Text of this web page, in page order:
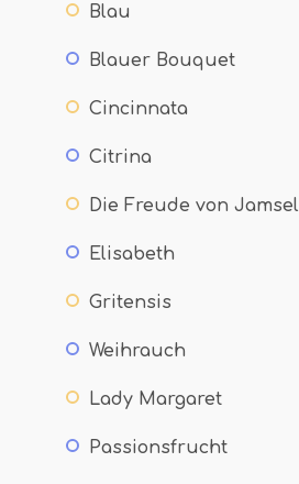
Blau
Blauer Bouquet
Cincinnata
Citrina
Die Freude von Jamsel
Elisabeth
Gritensis
Weihrauch
Lady Margaret
Passionsfrucht